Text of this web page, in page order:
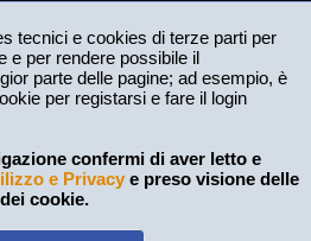
tecnici e cookies di terze parti per
e per rendere possibile il
parte delle pagine; ad esempio, è
per registarsi e fare il login
confermi di aver letto e
e Privacy e preso visione delle
cookie.